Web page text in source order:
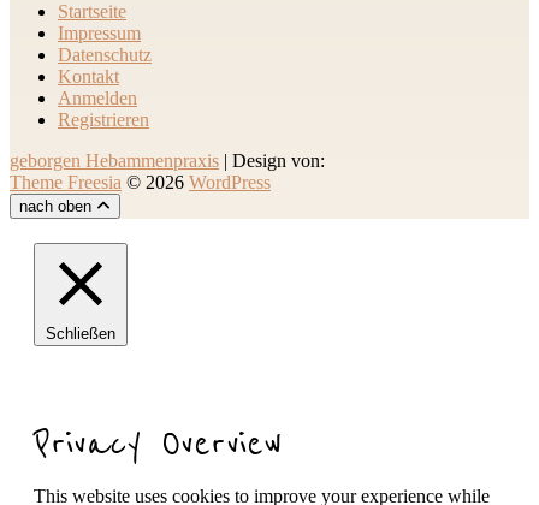
Startseite
Impressum
Datenschutz
Kontakt
Anmelden
Registrieren
geborgen Hebammenpraxis | Design von:
Theme Freesia © 2026 WordPress
nach oben
Schließen
Privacy Overview
This website uses cookies to improve your experience while